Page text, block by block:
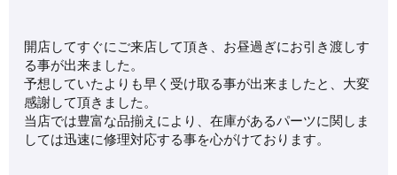
開店してすぐにご来店して頂き、お昼過ぎにお引き渡しす
る事が出来ました。
予想していたよりも早く受け取る事が出来ましたと、大変
感謝して頂きました。
当店では豊富な品揃えにより、在庫があるパーツに関しま
しては迅速に修理対応する事を心がけております。